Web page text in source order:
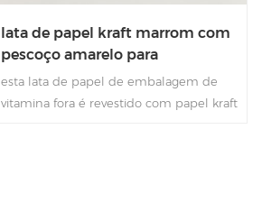
lata de papel kraft marrom com
pescoço amarelo para
embalagens de vitaminas
esta lata de papel de embalagem de
vitamina fora é revestido com papel kraft